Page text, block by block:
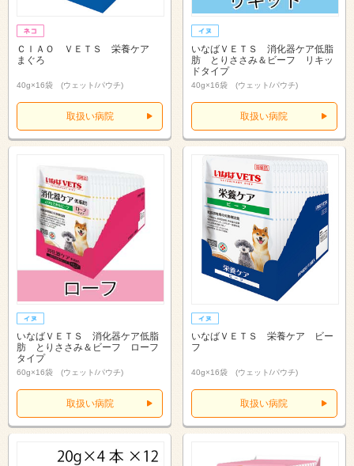
ＣＩＡＯ ＶＥＴＳ 栄養ケア
まぐろ
40g×16袋 (ウェット/パウチ)
取扱い病院
いなばＶＥＴＳ 消化器ケア低脂
肪 とりささみ＆ビーフ リキッ
ドタイプ
40g×16袋 (ウェット/パウチ)
取扱い病院
いなばＶＥＴＳ 消化器ケア低脂
肪 とりささみ＆ビーフ ローフ
タイプ
60g×16袋 (ウェット/パウチ)
取扱い病院
いなばＶＥＴＳ 栄養ケア ビー
フ
40g×16袋 (ウェット/パウチ)
取扱い病院